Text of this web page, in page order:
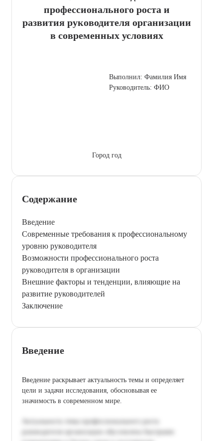
профессионального роста и
развития руководителя организации
в современных условиях
Выполнил: Фамилия Имя
Руководитель: ФИО
Город год
Содержание
Введение
Современные требования к профессиональному
уровню руководителя
Возможности профессионального роста
руководителя в организации
Внешние факторы и тенденции, влияющие на
развитие руководителей
Заключение
Введение
Введение раскрывает актуальность темы и определяет
цели и задачи исследования, обосновывая ее
значимость в современном мире.